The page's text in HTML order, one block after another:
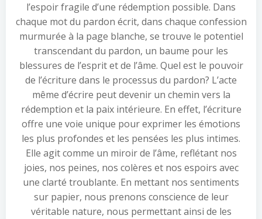
l’espoir fragile d’une rédemption possible. Dans
chaque mot du pardon écrit, dans chaque confession
murmurée à la page blanche, se trouve le potentiel
transcendant du pardon, un baume pour les
blessures de l’esprit et de l’âme. Quel est le pouvoir
de l’écriture dans le processus du pardon? L’acte
même d’écrire peut devenir un chemin vers la
rédemption et la paix intérieure. En effet, l’écriture
offre une voie unique pour exprimer les émotions
les plus profondes et les pensées les plus intimes.
Elle agit comme un miroir de l’âme, reflétant nos
joies, nos peines, nos colères et nos espoirs avec
une clarté troublante. En mettant nos sentiments
sur papier, nous prenons conscience de leur
véritable nature, nous permettant ainsi de les